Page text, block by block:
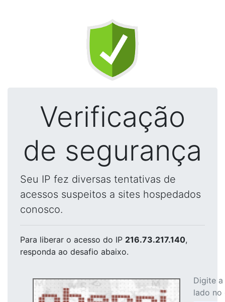
Verificação
de segurança
Seu IP fez diversas tentativas de
acessos suspeitos a sites hospedados
conosco.
Para liberar o acesso do IP 216.73.217.140,
responda ao desafio abaixo.
Digite
lado no